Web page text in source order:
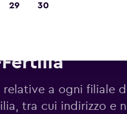
a ogni filiale
tra cui indirizzo e
29 30